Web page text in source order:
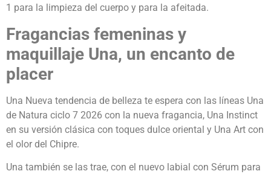
1 para la limpieza del cuerpo y para la afeitada.
Fragancias femeninas y
maquillaje Una, un encanto de
placer
Una Nueva tendencia de belleza te espera con las líneas Una
de Natura ciclo 7 2026 con la nueva fragancia, Una Instinct
en su versión clásica con toques dulce oriental y Una Art con
el olor del Chipre.
Una también se las trae, con el nuevo labial con Sérum para